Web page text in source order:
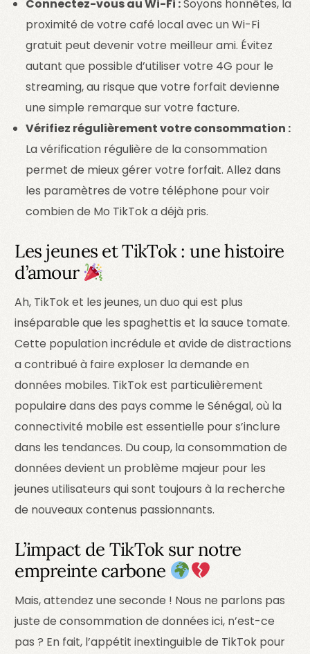
Connectez-vous au Wi-Fi :Soyons honnêtes, la
proximité de votre café local avec un Wi-Fi
gratuit peut devenir votre meilleur ami. Évitez
autant que possible d’utiliser votre 4G pour le
streaming, au risque que votre forfait devienne
une simple remarque sur votre facture.
Vérifiez régulièrement votre consommation :
La vérification régulière de la consommation
permet de mieux gérer votre forfait. Allez dans
les paramètres de votre téléphone pour voir
combien de Mo TikTok a déjà pris.
Les jeunes et TikTok : une histoire
d’amour
Ah, TikTok et les jeunes, un duo qui est plus
inséparable que les spaghettis et la sauce tomate.
Cette population incrédule et avide de distractions
a contribué à faire exploser la demande en
données mobiles. TikTok est particulièrement
populaire dans des pays comme le Sénégal, où la
connectivité mobile est essentielle pour s’inclure
dans les tendances. Du coup, la consommation de
données devient un problème majeur pour les
jeunes utilisateurs qui sont toujours à la recherche
de nouveaux contenus passionnants.
L’impact de TikTok sur notre
empreinte carbone
Mais, attendez une seconde ! Nous ne parlons pas
juste de consommation de données ici, n’est-ce
pas ? En fait, l’appétit inextinguible de TikTok pour